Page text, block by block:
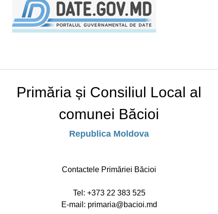
Primăria și Consiliul Local al
comunei Băcioi
Republica Moldova
Contactele Primăriei Băcioi
Tel: +373 22 383 525
E-mail: primaria@bacioi.md